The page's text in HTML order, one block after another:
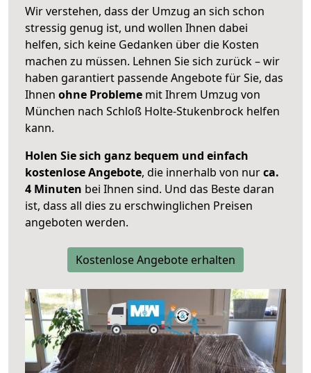
Wir verstehen, dass der Umzug an sich schon
stressig genug ist, und wollen Ihnen dabei
helfen, sich keine Gedanken über die Kosten
machen zu müssen. Lehnen Sie sich zurück – wir
haben garantiert passende Angebote für Sie, das
Ihnen ohne Probleme mit Ihrem Umzug von
München nach Schloß Holte-Stukenbrock helfen
kann.
Holen Sie sich ganz bequem und einfach
kostenlose Angebote, die innerhalb von nurca.
4 Minuten bei Ihnen sind. Und das Beste daran
ist, dass all dies zu erschwinglichen Preisen
angeboten werden.
Kostenlose Angebote erhalten